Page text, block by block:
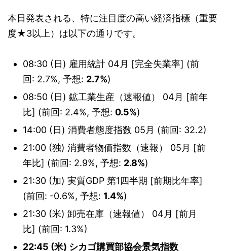
本日発表される、特に注目度の高い経済指標（重要
度★3以上）は以下の通りです。
08:30 (日) 雇用統計 04月 [完全失業率] (前
回: 2.7%, 予想: 2.7%)
08:50 (日) 鉱工業生産（速報値） 04月 [前年
比] (前回: 2.4%, 予想: 0.5%)
14:00 (日) 消費者態度指数 05月 (前回: 32.2)
21:00 (独) 消費者物価指数（速報） 05月 [前
年比] (前回: 2.9%, 予想: 2.8%)
21:30 (加) 実質GDP 第1四半期 [前期比年率]
(前回: -0.6%, 予想: 1.4%)
21:30 (米) 卸売在庫（速報値） 04月 [前月
比] (前回: 1.3%)
22:45 (米) シカゴ購買部協会景気指数